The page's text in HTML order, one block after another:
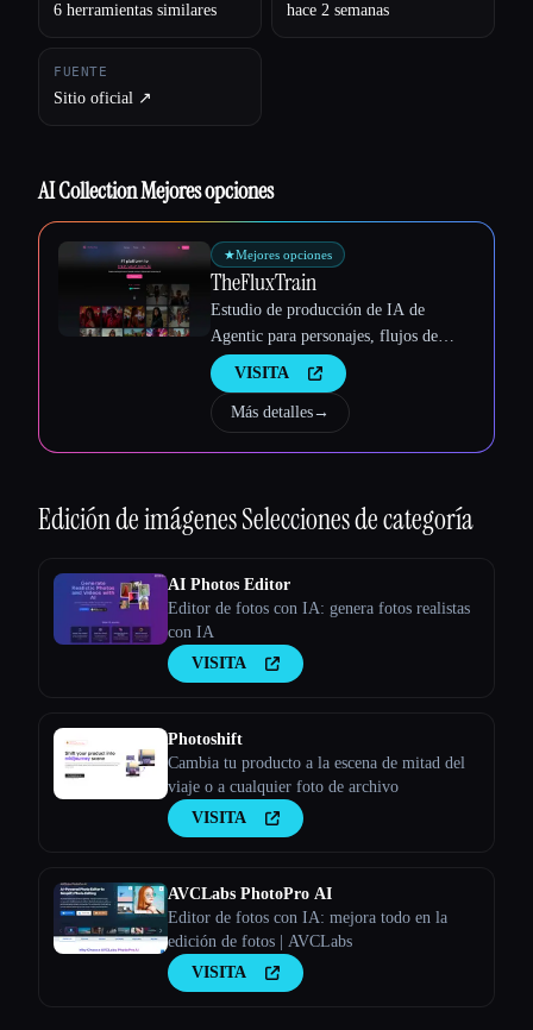
6 herramientas similares hace 2 semanas
FUENTE
Sitio oficial ↗︎
AI Collection Mejores opciones
★Mejores opciones
TheFluxTrain
Estudio de producción de IA de
Agentic para personajes, flujos de
trabajo y vídeos coherentes
VISITA
Más detalles→
Edición de imágenesSelecciones de categoría
AI Photos Editor
Editor de fotos con IA: genera fotos realistas
con IA
VISITA
Photoshift
Cambia tu producto a la escena de mitad del
viaje o a cualquier foto de archivo
VISITA
AVCLabs PhotoPro AI
Editor de fotos con IA: mejora todo en la
edición de fotos | AVCLabs
VISITA